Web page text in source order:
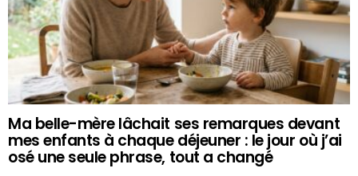
Ma belle-mère lâchait ses remarques devant
mes enfants à chaque déjeuner : le jour où j’ai
osé une seule phrase, tout a changé